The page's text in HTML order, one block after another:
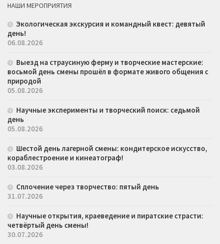
НАШИ МЕРОПРИЯТИЯ
Экологическая экскурсия и командный квест: девятый
день!
06.08.2026
Выезд на страусиную ферму и творческие мастерские:
восьмой день смены прошёл в формате живого общения с
природой
05.08.2026
Научные эксперименты и творческий поиск: седьмой
день
05.08.2026
Шестой день лагерной смены: кондитерское искусство,
кораблестроение и кинеатограф!
03.08.2026
Сплочение через творчество: пятый день
31.07.2026
Научные открытия, краеведение и пиратские страсти:
четвёртый день смены!
30.07.2026